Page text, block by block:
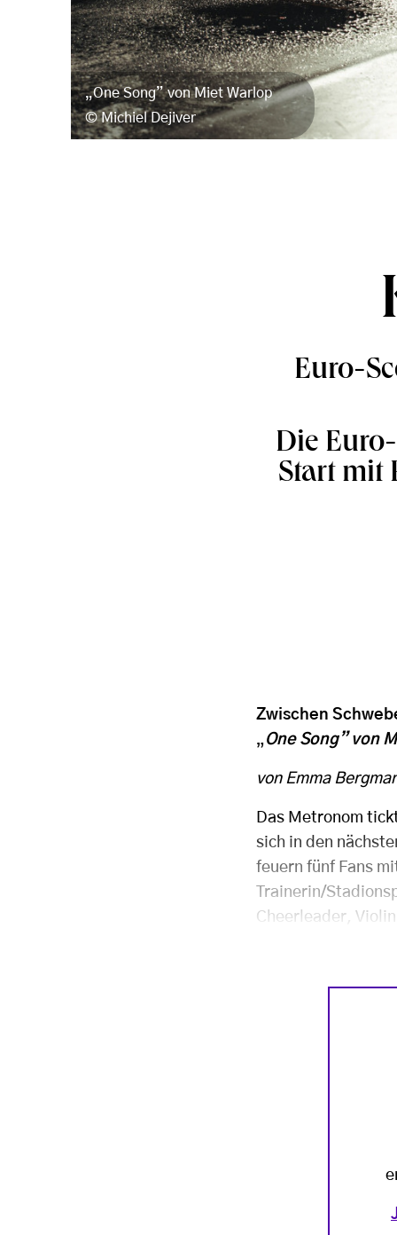
„One Song” von Miet Warlop
Michiel Dejiver
Euro-
Die
Start mit
Zwischen
„One Song” von
von Emma
Das Metronom
sich in den
feuern fünf Fans
Trainerin/
Cheerleader,